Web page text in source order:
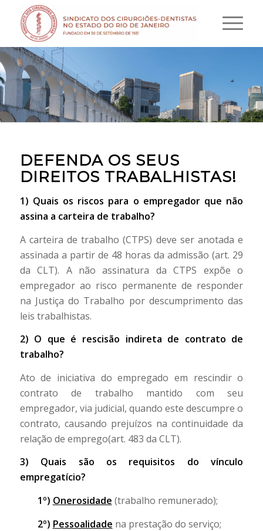
DEFENDA OS SEUS
DIREITOS TRABALHISTAS!
1) Quais os riscos para o empregador que não
assina a carteira de trabalho?
A carteira de trabalho (CTPS) deve ser anotada e
assinada a partir de 48 horas da admissão (art. 29
da CLT). A não assinatura da CTPS expõe o
empregador ao risco permanente de responder
na Justiça do Trabalho por descumprimento das
leis trabalhistas.
2) O que é rescisão indireta de contrato de
trabalho?
Ato de iniciativa do empregado em rescindir o
contrato de trabalho mantido com seu
empregador, via judicial, quando este descumpre o
contrato, causando prejuízos na continuidade da
relação de emprego(art. 483 da CLT).
3) Quais são os requisitos do vínculo
empregatício?
1º) Onerosidade (trabalho remunerado);
2º) Pessoalidade na prestação do serviço;